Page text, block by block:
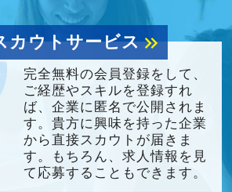
カウトサービスkeyboard_double_arrow_right
完全無料の会員登録をして、
ご経歴やスキルを登録すれ
ば、企業に匿名で公開されま
す。貴方に興味を持った企業
から直接スカウトが届きま
す。もちろん、求人情報を見
て応募することもできます。